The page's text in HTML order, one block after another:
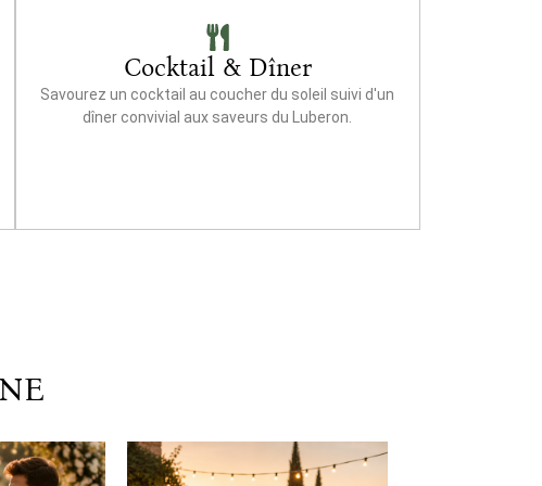
Cocktail & Dîner
Savourez un cocktail au coucher du soleil suivi d'un
dîner convivial aux saveurs du Luberon.